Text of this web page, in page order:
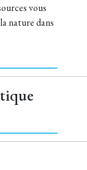
vous
nature dans